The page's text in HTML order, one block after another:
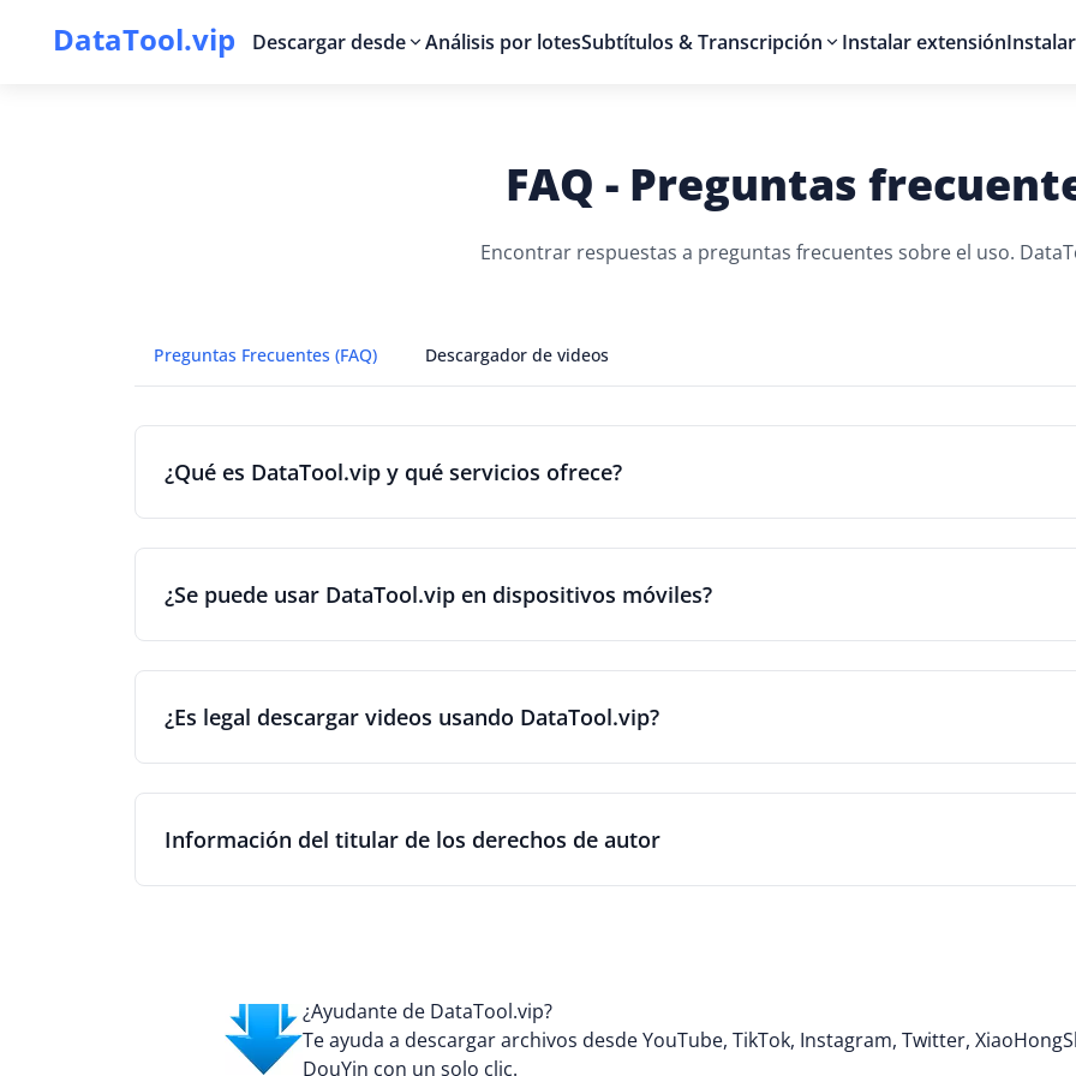
DataTool.vip Descargar desde Análisis por lotesSubtítulos & Transcripción Instalar extensión
FAQ - Preguntas
Encontrar respuestas a preguntas frecuentes sobre el uso.
Preguntas Frecuentes (FAQ) Descargador de videos
¿Qué es DataTool.vip y qué servicios ofrece?
¿Se puede usar DataTool.vip en dispositivos móviles?
¿Es legal descargar videos usando DataTool.vip?
Información del titular de los derechos de autor
¿Ayudante de DataTool.vip?
Te ayuda a descargar archivos desde YouTube, TikTok, Instagram, Twitter,
DouYin con un solo clic.